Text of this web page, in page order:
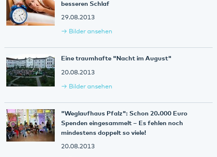
besseren Schlaf
29.08.2013
Bilder ansehen
Eine traumhafte "Nacht im August"
20.08.2013
Bilder ansehen
"Weglaufhaus Pfalz": Schon 20.000 Euro
Spenden eingesammelt – Es fehlen noch
mindestens doppelt so viele!
20.08.2013